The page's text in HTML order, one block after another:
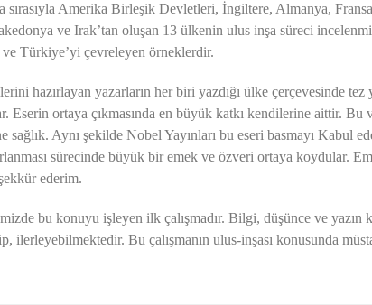
sırasıyla Amerika Birleşik Devletleri, İngiltere, Almanya,
ve Irak’tan oluşan 13 ülkenin ulus inşa süreci
Türkiye’yi çevreleyen örneklerdir.
hazırlayan yazarların her biri yazdığı ülke çerçevesinde
Eserin ortaya çıkmasında en büyük katkı kendilerine aittir.
sağlık. Aynı şekilde Nobel Yayınları bu eseri basmayı Kabul
sürecinde büyük bir emek ve özveri ortaya koydular.
ederim.
bu konuyu işleyen ilk çalışmadır. Bilgi, düşünce ve
ilerleyebilmektedir. Bu çalışmanın ulus-inşası konusunda